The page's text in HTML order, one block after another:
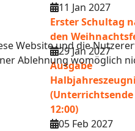
11 Jan 2027
Erster Schultag
den
29 Jan 2027
Ausgabe
(Unterrichtsende
12:00)
05 Feb 2027
Website und die
Ablehnung womöglich